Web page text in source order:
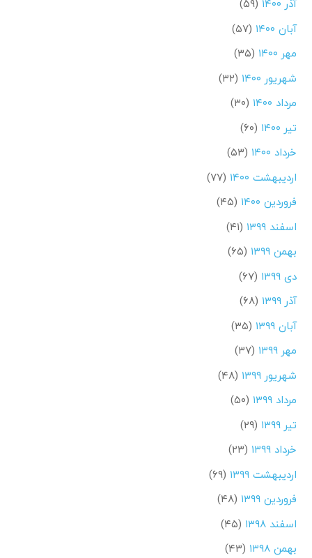
آبان ۱۴۰۰
(۵۷)
مهر ۱۴۰۰
(۳۵)
شهریور ۱۴۰۰
(۳۲)
مرداد ۱۴۰۰
(۳۰)
تیر ۱۴۰۰
(۶۰)
خرداد ۱۴۰۰
(۵۳)
اردیبهشت ۱۴۰۰
(۷۷)
فروردین ۱۴۰۰
(۴۵)
اسفند ۱۳۹۹
(۴۱)
بهمن ۱۳۹۹
(۶۵)
دی ۱۳۹۹
(۶۷)
آذر ۱۳۹۹
(۶۸)
آبان ۱۳۹۹
(۳۵)
مهر ۱۳۹۹
(۳۷)
شهریور ۱۳۹۹
(۴۸)
مرداد ۱۳۹۹
(۵۰)
تیر ۱۳۹۹
(۲۹)
خرداد ۱۳۹۹
(۲۳)
اردیبهشت ۱۳۹۹
(۶۹)
فروردین ۱۳۹۹
(۴۸)
اسفند ۱۳۹۸
(۴۵)
بهمن ۱۳۹۸
(۴۳)